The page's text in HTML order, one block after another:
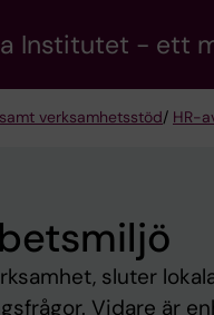
Institutet - ett
verksamhetsstöd/ HR-
sluter
Vidare är